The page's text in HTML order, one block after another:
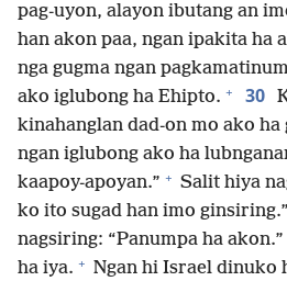
pag-uyon, alayon ibutang an
han akon paa, ngan ipakita ha
nga gugma ngan
ako iglubong ha Ehipto. + 30
kinahanglan dad-on mo ako ha
ngan iglubong ako ha
kaapoy-apoyan.” + Salit hiya
ko ito sugad han imo ginsiring.”
nagsiring: “Panumpa ha
ha iya. + Ngan hi Israel dinuko